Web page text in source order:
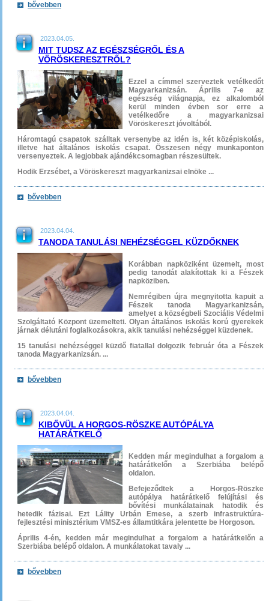
bővebben
2023.04.05.
MIT TUDSZ AZ EGÉSZSÉGRŐL ÉS A
VÖRÖSKERESZTRŐL?
Ezzel a címmel szerveztek vetélkedőt
Magyarkanizsán. Április 7-e az
egészség világnapja, ez alkalomból
kerül minden évben sor erre a
vetélkedőre a magyarkanizsai
Vöröskereszt jóvoltából.
Háromtagú csapatok szálltak versenybe az idén is, két középiskolás,
illetve hat általános iskolás csapat. Összesen négy munkaponton
versenyeztek. A legjobbak ajándékcsomagban részesültek.
Hodik Erzsébet, a Vöröskereszt magyarkanizsai elnöke ...
bővebben
2023.04.04.
TANODA TANULÁSI NEHÉZSÉGGEL KÜZDŐKNEK
Korábban napköziként üzemelt, most
pedig tanodát alakítottak ki a Fészek
napköziben.
Nemrégiben újra megnyitotta kapuit a
Fészek tanoda Magyarkanizsán,
amelyet a községbeli Szociális Védelmi
Szolgáltató Központ üzemelteti. Olyan általános iskolás korú gyerekek
járnak délutáni foglalkozásokra, akik tanulási nehézséggel küzdenek.
15 tanulási nehézséggel küzdő fiatallal dolgozik február óta a Fészek
tanoda Magyarkanizsán. ...
bővebben
2023.04.04.
KIBŐVÜL A HORGOS-RÖSZKE AUTÓPÁLYA
HATÁRÁTKELŐ
Kedden már megindulhat a forgalom a
határátkelőn a Szerbiába belépő
oldalon.
Befejeződtek a Horgos-Röszke
autópálya határátkelő felújítási és
bővítési munkálatainak hatodik és
hetedik fázisai. Ezt Lálity Urbán Emese, a szerb infrastruktúra-
fejlesztési minisztérium VMSZ-es államtitkára jelentette be Horgoson.
Április 4-én, kedden már megindulhat a forgalom a határátkelőn a
Szerbiába belépő oldalon. A munkálatokat tavaly ...
bővebben